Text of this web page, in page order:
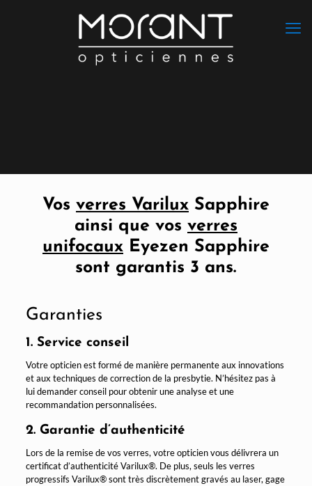
Vos verres VariluxSapphire
ainsi que vos verres
unifocauxEyezen Sapphire
sont garantis 3 ans.
Garanties
1. Service conseil
Votre opticien est formé de manière permanente aux innovations
et aux techniques de correction de la presbytie. N’hésitez pas à
lui demander conseil pour obtenir une analyse et une
recommandation personnalisées.
2. Garantie d’authenticité
Lors de la remise de vos verres, votre opticien vous délivrera un
certificat d’authenticité Varilux®. De plus, seuls les verres
progressifs Varilux® sont très discrètement gravés au laser, gage